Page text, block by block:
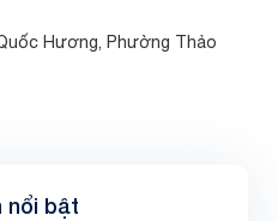
Hương, Phường Thảo
nổi bật